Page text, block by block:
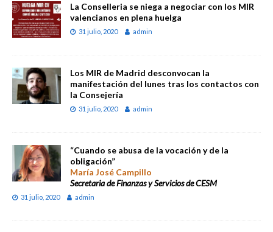
La Conselleria se niega a negociar con los MIR
valencianos en plena huelga
31 julio, 2020 admin
Los MIR de Madrid desconvocan la
manifestación del lunes tras los contactos con
la Consejería
31 julio, 2020 admin
“Cuando se abusa de la vocación y de la
obligación”
María José Campillo
Secretaria de Finanzas y Servicios de CESM
31 julio, 2020 admin